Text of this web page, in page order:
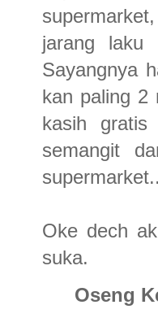
jarang laku
Sayangnya
kan paling 2
kasih gratis
semangit
Oke dech
suka.
Oseng